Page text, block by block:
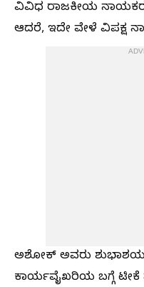
ವಿವಿಧ ರಾಜಕೀಯ
ಆದರೆ, ಇದೇ ವೇಳೆ ವಿಪಕ್ಷ
ಅಶೋಕ್ ಅವರು
ಕಾರ್ಯವೈಖರಿಯ ಬಗ್ಗೆ ಟೀಕೆ